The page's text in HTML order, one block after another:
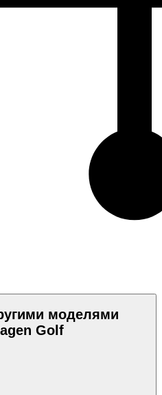
моделями
Golf